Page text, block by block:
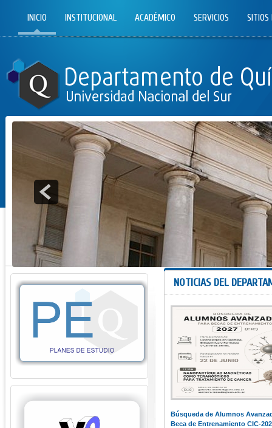
INICIO INSTITUCIONAL ACADÉMICO SERVICIOS SITIOS
NOTICIAS DEL
Búsqueda de Alumnos
Beca de Entrenamiento CIC-